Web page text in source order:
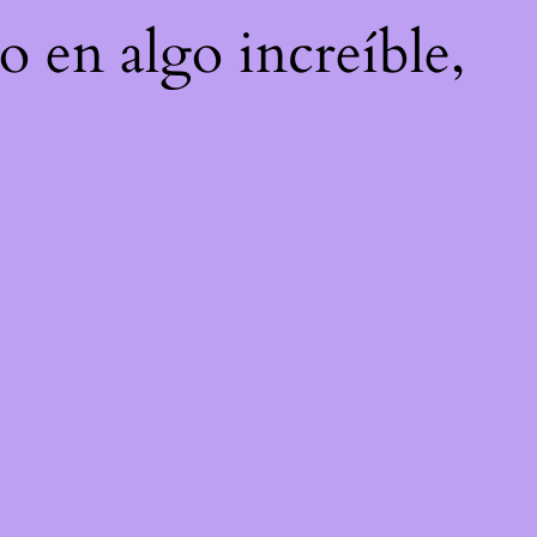
en algo increíble,